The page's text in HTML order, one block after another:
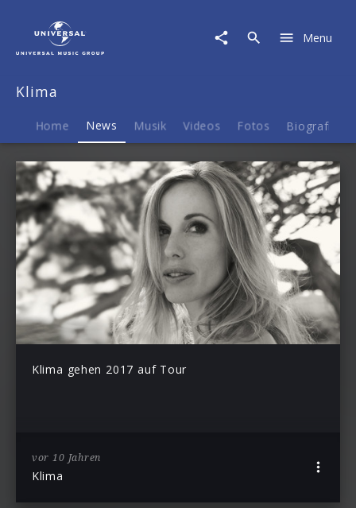
Menu
Klima
Home News Musik Videos Fotos Biografie
Klima gehen 2017 auf Tour
vor 10 Jahren
Klima